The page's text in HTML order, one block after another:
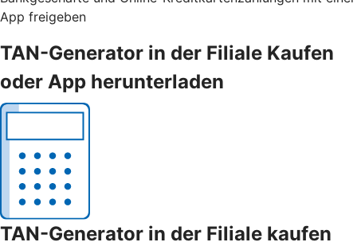
App freigeben
TAN-Generator in der Filiale Kaufen
oder App herunterladen
TAN-Generator in der Filiale kaufen